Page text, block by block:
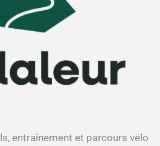
entraînement et parcours vélo